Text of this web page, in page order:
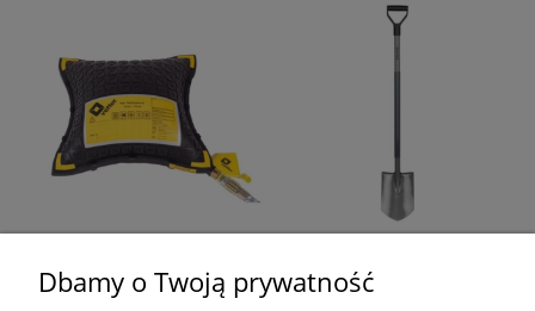
Vetter
Szpadel ostry Ergo FISKARS
Dbamy o Twoją prywatność